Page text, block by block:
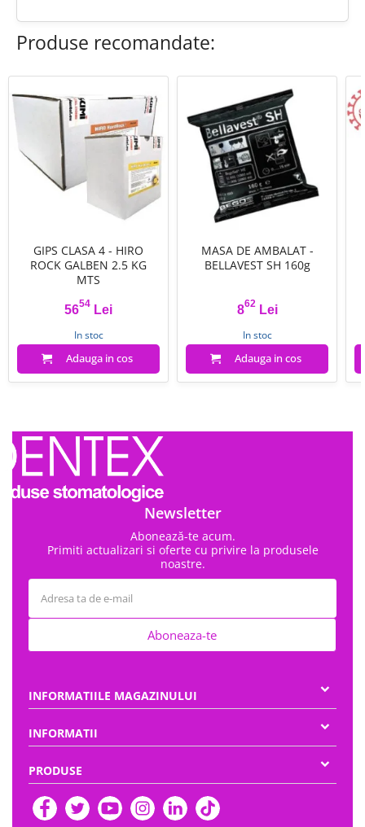
Produse recomandate:
GIPS CLASA 4 - HIRO
ROCK GALBEN 2.5 KG
MTS
Pret
5654 Lei
In stoc
Adauga in cos
MASA DE AMBALAT -
BELLAVEST SH 160g
Pret
862Lei
In stoc
Adauga in cos
Aboneaza-te
Newsletter
Abonează-te acum.
Primiti actualizari si oferte cu privire la produsele
noastre.
INFORMATIILE MAGAZINULUI
INFORMATII
PRODUSE